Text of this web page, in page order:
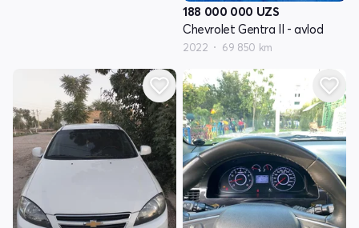
188 000 000 UZS
Chevrolet Gentra II - avlod
2022 69 850 km